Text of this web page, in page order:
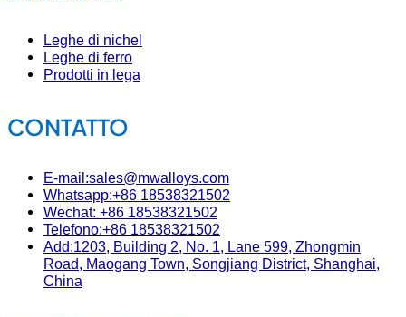
Leghe di nichel
Leghe di ferro
Prodotti in lega
CONTATTO
E-mail:sales@mwalloys.com
Whatsapp:+86 18538321502
Wechat: +86 18538321502
Telefono:+86 18538321502
Add:1203, Building 2, No. 1, Lane 599, Zhongmin
Road, Maogang Town, Songjiang District, Shanghai,
China